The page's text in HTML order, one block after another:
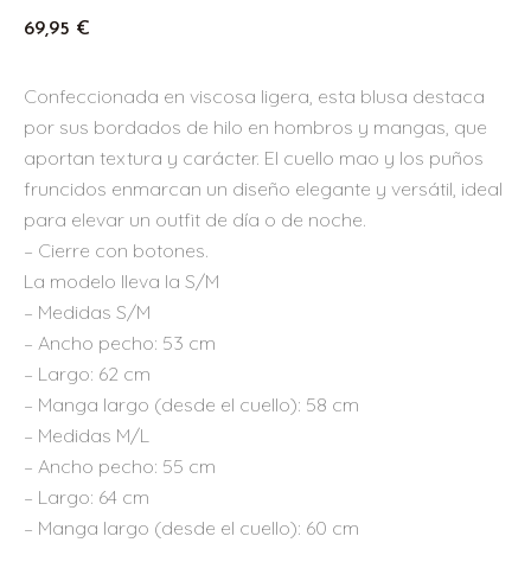
69,95 €
Confeccionada en viscosa ligera, esta blusa destaca
por sus bordados de hilo en hombros y mangas, que
aportan textura y carácter. El cuello mao y los puños
fruncidos enmarcan un diseño elegante y versátil, ideal
para elevar un outfit de día o de noche.
– Cierre con botones.
La modelo lleva la S/M
– Medidas S/M
– Ancho pecho: 53 cm
– Largo: 62 cm
– Manga largo (desde el cuello): 58 cm
– Medidas M/L
– Ancho pecho: 55 cm
– Largo: 64 cm
– Manga largo (desde el cuello): 60 cm